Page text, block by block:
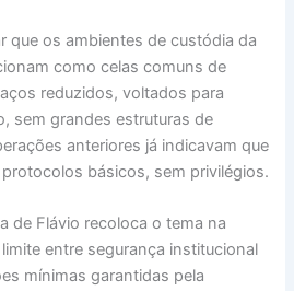
que os ambientes de custódia da
como celas comuns de
reduzidos, voltados para
sem grandes estruturas de
anteriores já indicavam que
básicos, sem privilégios.
de Flávio recoloca o tema na
entre segurança institucional
mínimas garantidas pela